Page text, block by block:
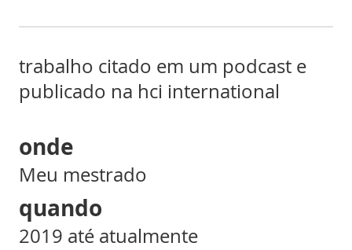
quando
2019 até atualmente
onde
Meu mestrado
trabalho citado em um podcast e
publicado na hci international